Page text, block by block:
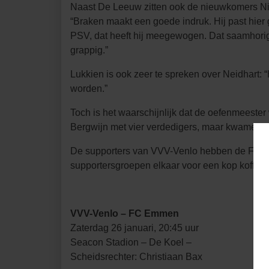
Naast De Leeuw zitten ook de nieuwkomers
“Braken maakt een goede indruk. Hij past
PSV, dat heeft hij meegewogen. Dat
grappig.”
Lukkien is ook zeer te spreken over
worden.”
Toch is het waarschijnlijk dat de
Bergwijn met vier verdedigers, maar kwamen
De supporters van VVV-Venlo hebben de FC
supportersgroepen elkaar voor een kop
VVV-Venlo – FC Emmen
Zaterdag 26 januari, 20:45 uur
Seacon Stadion – De Koel –
Scheidsrechter: Christiaan Bax